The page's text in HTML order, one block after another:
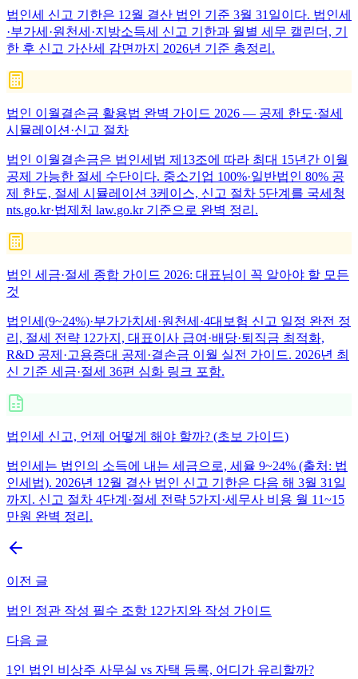
법인세 신고 기한은 12월 결산 법인 기준 3월 31일이다. 법인세
·부가세·원천세·지방소득세 신고 기한과 월별 세무 캘린더, 기
한 후 신고 가산세 감면까지 2026년 기준 총정리.
법인 이월결손금 활용법 완벽 가이드 2026 — 공제 한도·절세
시뮬레이션·신고 절차
법인 이월결손금은 법인세법 제13조에 따라 최대 15년간 이월
공제 가능한 절세 수단이다. 중소기업 100%·일반법인 80% 공
제 한도, 절세 시뮬레이션 3케이스, 신고 절차 5단계를 국세청
nts.go.kr·법제처 law.go.kr 기준으로 완벽 정리.
법인 세금·절세 종합 가이드 2026: 대표님이 꼭 알아야 할 모든
것
법인세(9~24%)·부가가치세·원천세·4대보험 신고 일정 완전 정
리, 절세 전략 12가지, 대표이사 급여·배당·퇴직금 최적화,
R&D 공제·고용증대 공제·결손금 이월 실전 가이드. 2026년 최
신 기준 세금·절세 36편 심화 링크 포함.
법인세 신고, 언제 어떻게 해야 할까? (초보 가이드)
법인세는 법인의 소득에 내는 세금으로, 세율 9~24% (출처: 법
인세법). 2026년 12월 결산 법인 신고 기한은 다음 해 3월 31일
까지. 신고 절차 4단계·절세 전략 5가지·세무사 비용 월 11~15
만원 완벽 정리.
이전 글
법인 정관 작성 필수 조항 12가지와 작성 가이드
다음 글
1인 법인 비상주 사무실 vs 자택 등록, 어디가 유리할까?